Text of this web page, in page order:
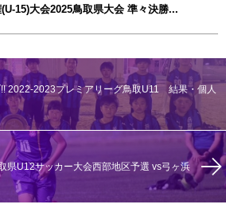
15)大会2025鳥取県大会 準々決勝...
2022-2023プレミアリーグ鳥取U11 結果・個人
県U12サッカー大会西部地区予選 vs弓ヶ浜